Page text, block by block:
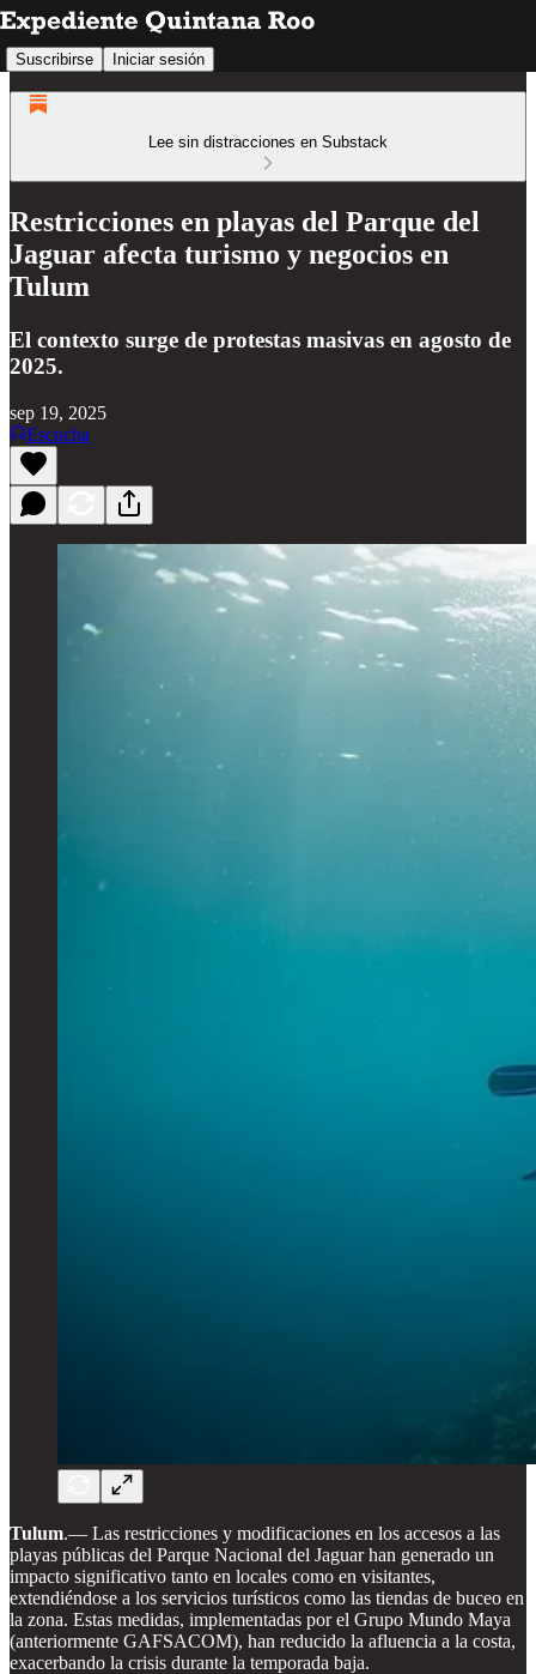
Suscribirse Iniciar sesión
Lee sin distracciones en Substack
Restricciones en playas del Parque del
Jaguar afecta turismo y negocios en
Tulum
El contexto surge de protestas masivas en agosto de
2025.
sep 19, 2025
Escucha
Tulum.— Las restricciones y modificaciones en los accesos a las
playas públicas del Parque Nacional del Jaguar han generado un
impacto significativo tanto en locales como en visitantes,
extendiéndose a los servicios turísticos como las tiendas de buceo en
la zona. Estas medidas, implementadas por el Grupo Mundo Maya
(anteriormente GAFSACOM), han reducido la afluencia a la costa,
exacerbando la crisis durante la temporada baja.